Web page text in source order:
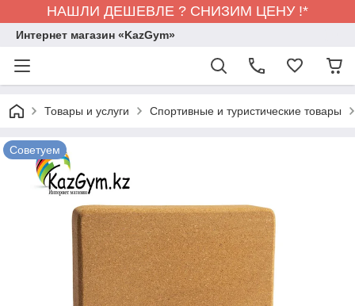
НАШЛИ ДЕШЕВЛЕ ? СНИЗИМ ЦЕНУ !*
Интернет магазин «KazGym»
Товары и услуги Спортивные и туристические товары
Советуем